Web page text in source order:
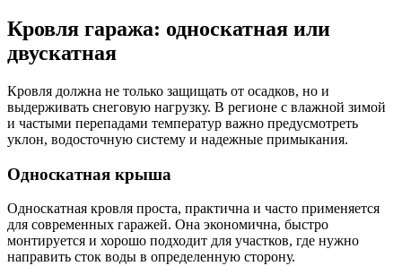
Кровля гаража: односкатная или
двускатная
Кровля должна не только защищать от осадков, но и
выдерживать снеговую нагрузку. В регионе с влажной зимой
и частыми перепадами температур важно предусмотреть
уклон, водосточную систему и надежные примыкания.
Односкатная крыша
Односкатная кровля проста, практична и часто применяется
для современных гаражей. Она экономична, быстро
монтируется и хорошо подходит для участков, где нужно
направить сток воды в определенную сторону.